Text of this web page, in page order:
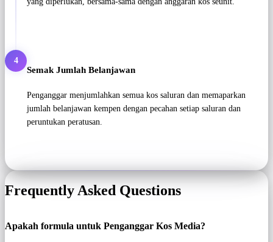
4
Semak Jumlah Belanjawan
Penganggar menjumlahkan semua kos saluran dan memaparkan
jumlah belanjawan kempen dengan pecahan setiap saluran dan
peruntukan peratusan.
Frequently Asked Questions
Apakah formula untuk Penganggar Kos Media?